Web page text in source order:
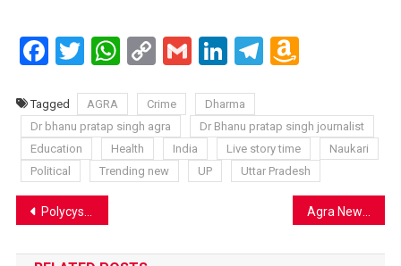
Facebook
Twitter
WhatsApp
CopyGmailLinkedIn
Telegram
Amazon
List
Tagged AGRA Crime
Dharma
Dr bhanu pratap singh agra
Dr Bhanu pratap singh journalist
Education
Health India Live story time
Naukari
Political
Trending new UP Uttar Pradesh
Post
navigation
Polycystic Ovary Syndrome (PCOS): Understanding the Disorder and Ayurvedic Solutions